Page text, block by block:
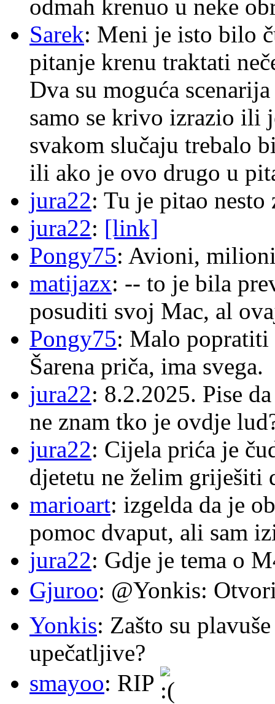
odmah krenuo u neke
Sarek: Meni je isto bilo
pitanje krenu traktati
Dva su moguća
samo se krivo izrazio ili
svakom slučaju trebalo
ili ako je ovo drugo u
jura22: Tu je pitao
jura22: [link]
Pongy75: Avioni,
matijazx: -- to je bila
posuditi svoj Mac, al
Pongy75: Malo popratiti
Šarena priča, ima svega.
jura22: 8.2.2025. Pise
ne znam tko je ovdje
jura22: Cijela prića je
djetetu ne želim griješiti
marioart: izgelda da je
pomoc dvaput, ali sam
jura22: Gdje je tema o
Gjuroo: @Yonkis:
Yonkis: Zašto su
upečatljive?
smayoo: RIP